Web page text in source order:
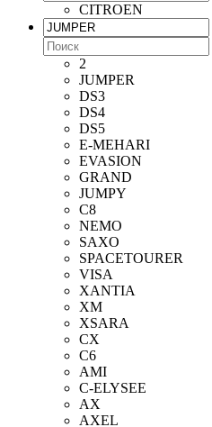
CITROEN
2
JUMPER
DS3
DS4
DS5
E-MEHARI
EVASION
GRAND
JUMPY
C8
NEMO
SAXO
SPACETOURER
VISA
XANTIA
XM
XSARA
CX
C6
AMI
C-ELYSEE
AX
AXEL